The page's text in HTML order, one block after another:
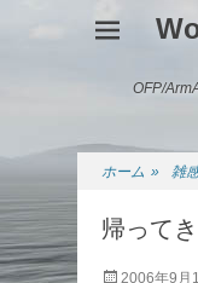
OFP/
ホーム » 雑
帰って
投 2006年9月